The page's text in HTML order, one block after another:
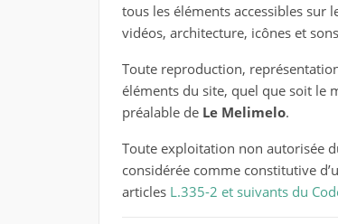
tous les éléments accessibles sur
vidéos, architecture, icônes et
Toute reproduction,
éléments du site, quel que soit le
préalable de Le Melimelo.
Toute exploitation non autorisée
considérée comme constitutive
articles L.335-2 et suivants du